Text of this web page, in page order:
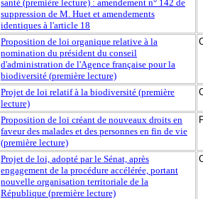
santé (première lecture) : amendement n° 142 de
suppression de M. Huet et amendements
identiques à l'article 18
Proposition de loi organique relative à la
nomination du président du conseil
d'administration de l'Agence française pour la
biodiversité (première lecture)
Projet de loi relatif à la biodiversité (première
lecture)
Proposition de loi créant de nouveaux droits en
faveur des malades et des personnes en fin de vie
(première lecture)
Projet de loi, adopté par le Sénat, après
engagement de la procédure accélérée, portant
nouvelle organisation territoriale de la
République (première lecture)